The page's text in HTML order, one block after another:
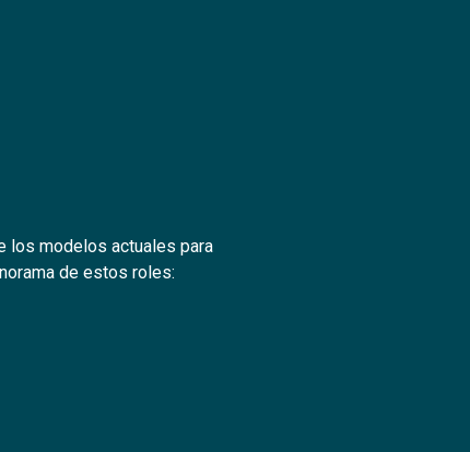
los modelos actuales para
de estos roles: